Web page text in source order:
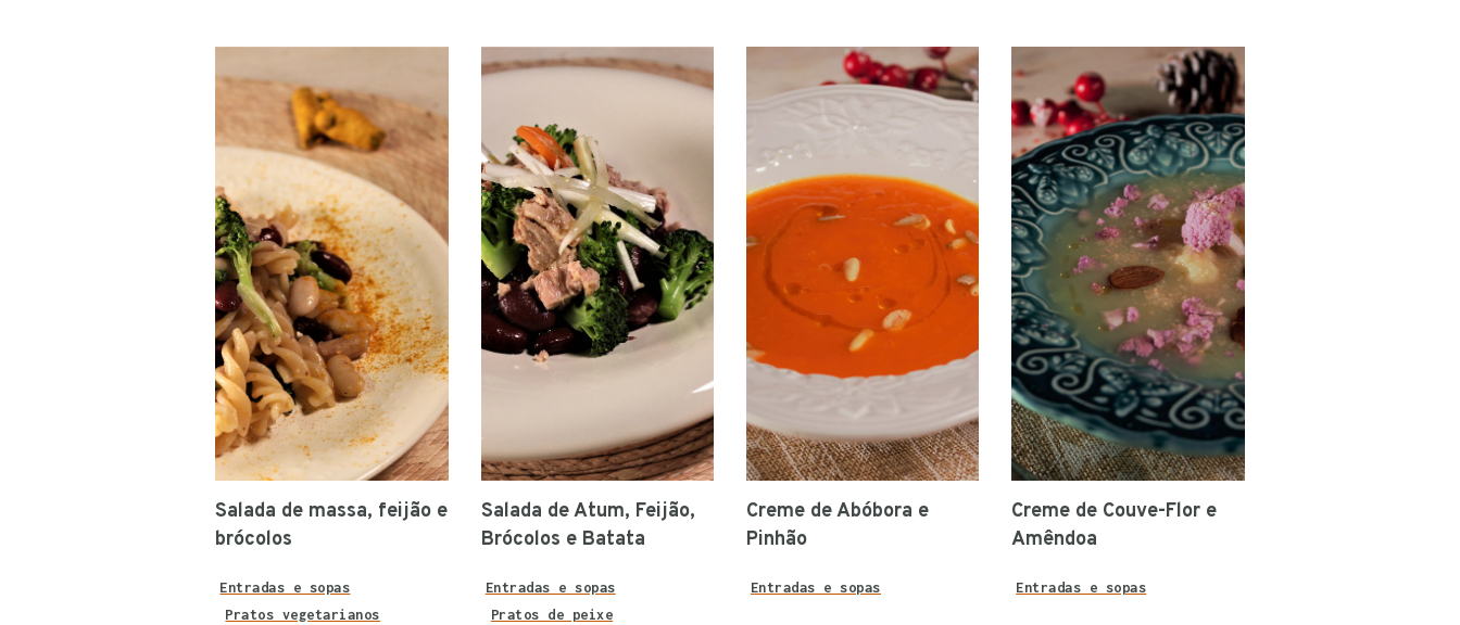
Salada de massa, feijão e
brócolos
Entradas e sopas
Pratos vegetarianos
Salada de Atum, Feijão,
Brócolos e Batata
Entradas e sopas
Pratos de peixe
Creme de Abóbora e
Pinhão
Entradas e sopas
Creme de Couve-Flor e
Amêndoa
Entradas e sopas